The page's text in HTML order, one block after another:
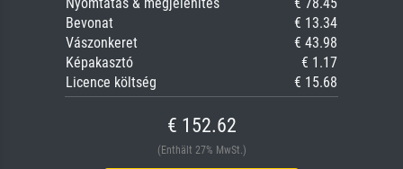
Bevonat
€ 13.34
Vászonkeret
€ 43.98
Képakasztó
€ 1.17
Licence költség
€ 15.68
€ 152.62
(Enthält 27% MwSt.)